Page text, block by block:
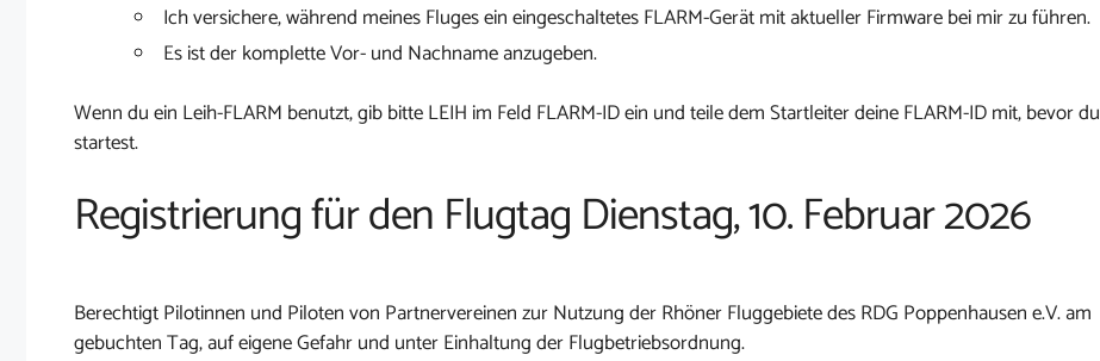
Ich versichere, während meines Fluges ein eingeschaltetes FLARM-Gerät mit aktueller Firmware bei mir zu führen.
Es ist der komplette Vor- und Nachname anzugeben.
Wenn du ein Leih-FLARM benutzt, gib bitte LEIH im Feld FLARM-ID ein und teile dem Startleiter deine FLARM-ID mit, bevor du
startest.
Registrierung für den Flugtag Dienstag, 10. Februar 2026
Berechtigt Pilotinnen und Piloten von Partnervereinen zur Nutzung der Rhöner Fluggebiete des RDG Poppenhausen e.V. am
gebuchten Tag, auf eigene Gefahr und unter Einhaltung der Flugbetriebsordnung.